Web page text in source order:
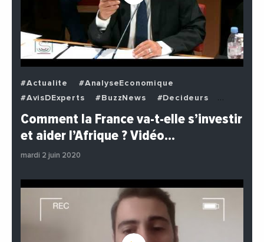
#Actualite
#AnalyseEconomique
#AvisDExperts
#BuzzNews
#Decideurs
#EchangesMediterraneens
#Economie
#Politique
Comment la France va-t-elle s’investir
et aider l’Afrique ? Vidéo…
mardi 2 juin 2020